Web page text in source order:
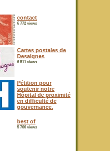
contact
6 772 views
Cartes postales de
Desaignes
6 511 views
Pétition pour
soutenir notre
Hôpital de proximité
en difficulté de
gouvernance.
best of
5 766 views